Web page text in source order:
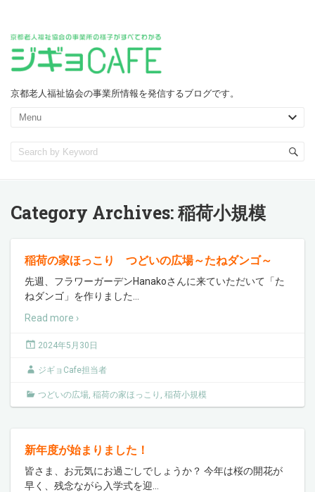
京都老人福祉協会の事業所情報を発信するブログです。
Category Archives:稲荷小規模
稲荷の家ほっこり つどいの広場～たねダンゴ～
先週、フラワーガーデンHanakoさんに来ていただいて「た
ねダンゴ」を作りました
Read more ›
2024年5月30日
ジギョCafe担当者
つどいの広場, 稲荷の家ほっこり , 稲荷小規模
新年度が始まりました！
皆さま、お元気にお過ごしでしょうか？ 今年は桜の開花が
早く、残念ながら入学式を迎